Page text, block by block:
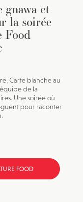
gnawa et
la soirée
Food
Carte blanche au
de la
Une soirée où
pour raconter
FOOD